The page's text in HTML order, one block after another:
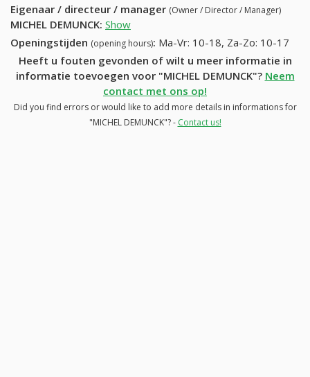
Eigenaar / directeur / manager (Owner / Director / Manager)
MICHEL DEMUNCK: Show
Openingstijden (opening hours): Ma-Vr: 10-18, Za-Zo: 10-17
Heeft u fouten gevonden of wilt u meer informatie in
informatie toevoegen voor "MICHEL DEMUNCK"? Neem
contact met ons op!
Did you find errors or would like to add more details in informations for
"MICHEL DEMUNCK"? - Contact us!